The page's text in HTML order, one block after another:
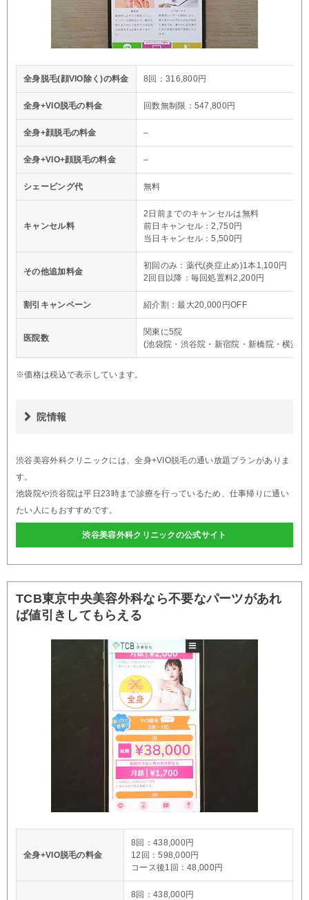
全身脱毛(顔VIO除く)の料金 8回：316,800円
全身+VIO脱毛の料金 回数無制限：547,800円
全身+顔脱毛の料金 –
全身+VIO+顔脱毛の料金 –
シェービング代 無料
キャンセル料
2日前までのキャンセルは無料
前日キャンセル：2,750円
当日キャンセル：5,500円
その他追加料金
初回のみ：薬代(炎症止め)1本1,100円
2回目以降：毎回処置料2,200円
割引キャンペーン 紹介割：最大20,000円OFF
医院数
関東に5院
(池袋院・渋谷院・新宿院・新橋院・横浜
※価格は税込で表示しています。
院情報
渋谷美容外科クリニックには、全身+VIO脱毛の通い放題プランがありま
す。
池袋院や渋谷院は平日23時まで診療を行っているため、仕事帰りに通い
たい人にもおすすめです。
渋谷美容外科クリニックの公式サイト
TCB東京中央美容外科なら不要なパーツがあれ
ば値引きしてもらえる
全身+VIO脱毛の料金
8回：438,000円
12回：598,000円
コース後1回：48,000円
8回：438,000円